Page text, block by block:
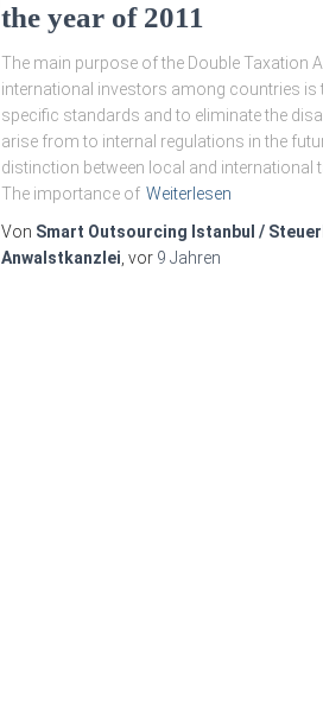
the year of 2011
The main purpose of the Double Taxation
international investors among countries is
specific standards and to eliminate the
arise from to internal regulations in the
distinction between local and international
The importance of Weiterlesen
Von Smart Outsourcing Istanbul /
Anwalstkanzlei , vor 9 Jahren